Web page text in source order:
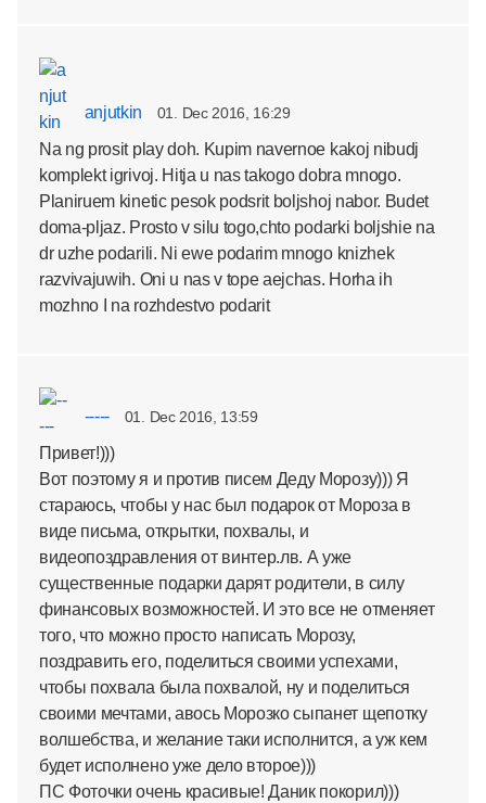
anjutkin 01. Dec 2016, 16:29
Na ng prosit play doh. Kupim navernoe kakoj nibudj
komplekt igrivoj. Hitja u nas takogo dobra mnogo.
Planiruem kinetic pesok podsrit boljshoj nabor. Budet
doma-pljaz. Prosto v silu togo,chto podarki boljshie na
dr uzhe podarili. Ni ewe podarim mnogo knizhek
razvivajuwih. Oni u nas v tope aejchas. Horha ih
mozhno I na rozhdestvo podarit
----- 01. Dec 2016, 13:59
Привет!)))
Вот поэтому я и против писем Деду Морозу))) Я
стараюсь, чтобы у нас был подарок от Мороза в
виде письма, открытки, похвалы, и
видеопоздравления от винтер.лв. А уже
существенные подарки дарят родители, в силу
финансовых возможностей. И это все не отменяет
того, что можно просто написать Морозу,
поздравить его, поделиться своими успехами,
чтобы похвала была похвалой, ну и поделиться
своими мечтами, авось Морозко сыпанет щепотку
волшебства, и желание таки исполнится, а уж кем
будет исполнено уже дело второе)))
ПС Фоточки очень красивые! Даник покорил)))